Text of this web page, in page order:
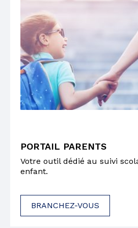
PORTAIL PARENTS
Votre outil dédié au suivi
enfant.
BRANCHEZ-VOUS